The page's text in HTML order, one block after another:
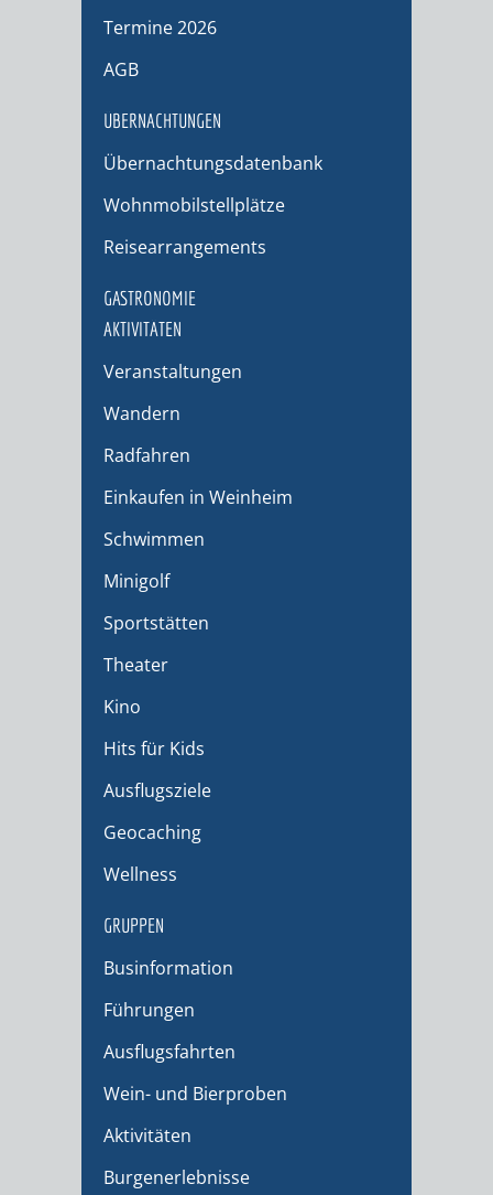
Termine 2026
AGB
ÜBERNACHTUNGEN
Übernachtungsdatenbank
Wohnmobilstellplätze
Reisearrangements
GASTRONOMIE
AKTIVITÄTEN
Veranstaltungen
Wandern
Radfahren
Einkaufen in Weinheim
Schwimmen
Minigolf
Sportstätten
Theater
Kino
Hits für Kids
Ausflugsziele
Geocaching
Wellness
GRUPPEN
Businformation
Führungen
Ausflugsfahrten
Wein- und Bierproben
Aktivitäten
Burgenerlebnisse